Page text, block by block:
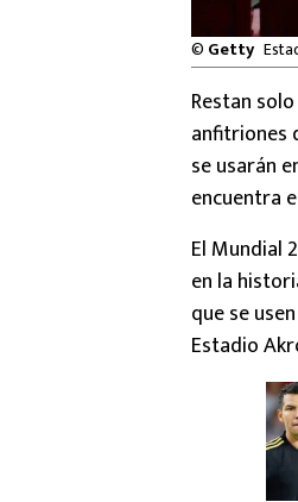
© Getty
Restan
anfitriones
se usarán
encuentra
El Mundial
en la
que se
Estadio